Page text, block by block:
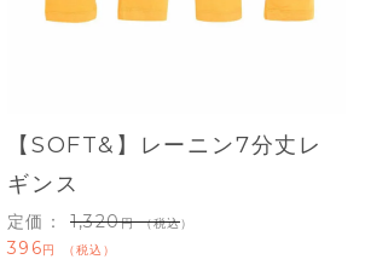
【SOFT&】レーニン7分丈レ
ギンス
定価： 1,320 （税込）
396 税込